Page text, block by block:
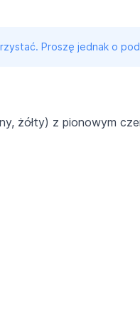
Proszę jednak o
żółty) z pionowym